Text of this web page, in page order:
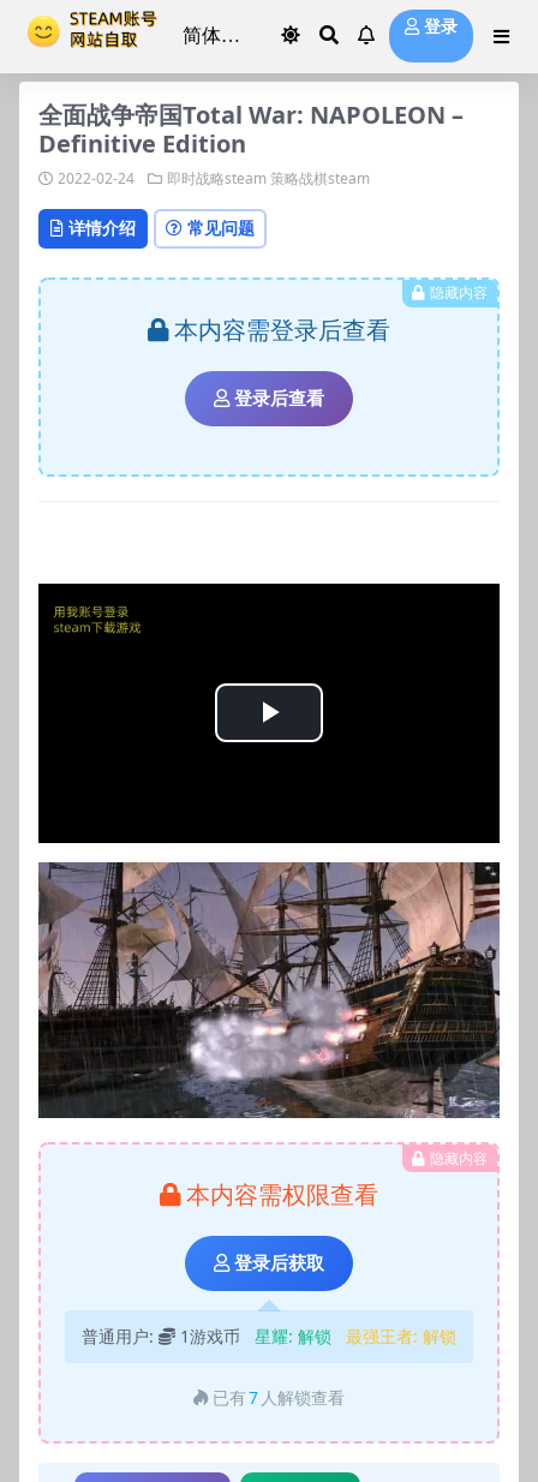
登录
全面战争帝国Total War: NAPOLEON –
Definitive Edition
2022-02-24 即时战略steam策略战棋steam
详情介绍 常见问题
隐藏内容
本内容需登录后查看
登录后查看
Play
隐藏内容
本内容需权限查看
登录后获取
普通用户: 1游戏币 星耀: 解锁 最强王者: 解锁
已有7 人解锁查看